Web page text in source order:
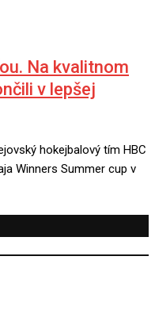
Na kvalitnom
v lepšej
hokejbalový tím HBC
Winners Summer cup v